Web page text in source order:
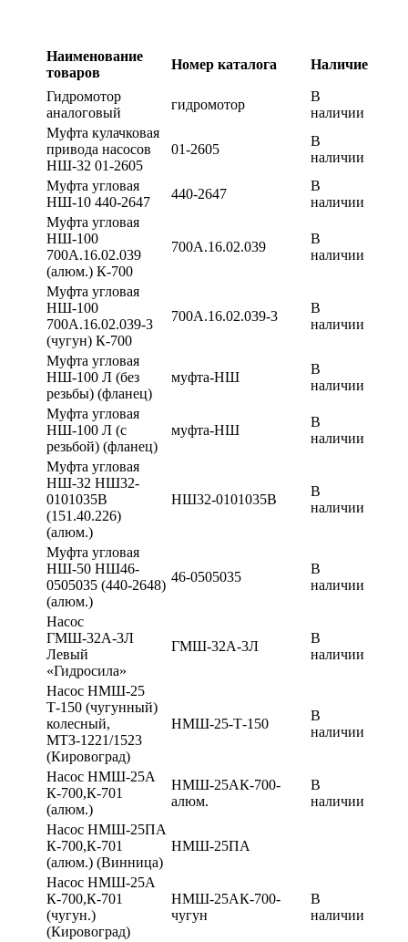
Наименование
товаров
Номер каталога Наличие
Гидромотор
аналоговый
гидромотор
В
наличии
Муфта кулачковая
привода насосов
НШ-32 01-2605
01-2605
В
наличии
Муфта угловая
НШ-10 440-2647
440-2647
В
наличии
Муфта угловая
НШ-100
700А.16.02.039
(алюм.) К-700
700А.16.02.039
В
наличии
Муфта угловая
НШ-100
700А.16.02.039-3
(чугун) К-700
700А.16.02.039-3
В
наличии
Муфта угловая
НШ-100 Л (без
резьбы) (фланец)
муфта-НШ
В
наличии
Муфта угловая
НШ-100 Л (с
резьбой) (фланец)
муфта-НШ
В
наличии
Муфта угловая
НШ-32 НШ32-
0101035В
(151.40.226)
(алюм.)
НШ32-0101035В
В
наличии
Муфта угловая
НШ-50 НШ46-
0505035 (440-2648)
(алюм.)
46-0505035
В
наличии
Насос
ГМШ-32А-3Л
Левый
«Гидросила»
ГМШ-32А-3Л
В
наличии
Насос НМШ-25
Т-150 (чугунный)
колесный,
МТЗ-1221/1523
(Кировоград)
НМШ-25-Т-150
В
наличии
Насос НМШ-25А
К-700,К-701
(алюм.)
НМШ-25АК-700-
алюм.
В
наличии
Насос НМШ-25ПА
К-700,К-701
(алюм.) (Винница)
НМШ-25ПА
Насос НМШ-25А
К-700,К-701
(чугун.)
(Кировоград)
НМШ-25АК-700-
чугун
В
наличии